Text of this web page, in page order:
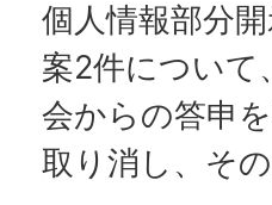
個人情報部分
案2件について
会からの答申
取り消し、そ